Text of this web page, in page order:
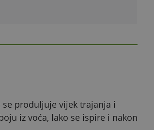
produljuje vijek trajanja i
iz voća, lako se ispire i nakon